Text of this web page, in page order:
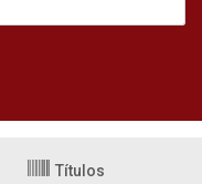
Títulos